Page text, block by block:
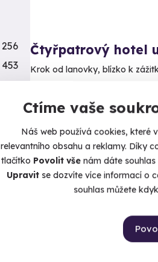
Ctíme vaše
Náš web používá cookies, které
relevantního obsahu a reklamy. Díky
tlačítko Povolit vše nám dáte
Upravitse dozvíte více informací o
souhlas můžete
Čtyřpatrový hotel
Krok od lanovky, blízko k
9 530 Kč
256
453
378
294
450
56